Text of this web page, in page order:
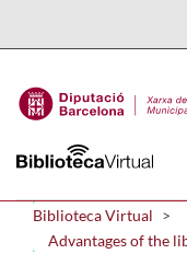
Biblioteca Virtual
Advantages of the